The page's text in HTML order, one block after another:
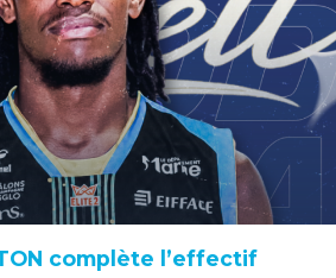
complète l’effectif